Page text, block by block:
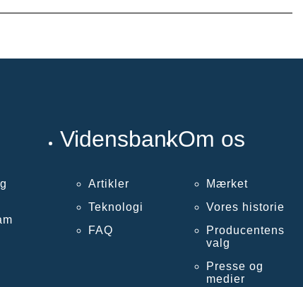
Vidensbank
Artikler
Teknologi
FAQ
Om os
Mærket
Vores historie
Producentens
valg
Presse og
medier